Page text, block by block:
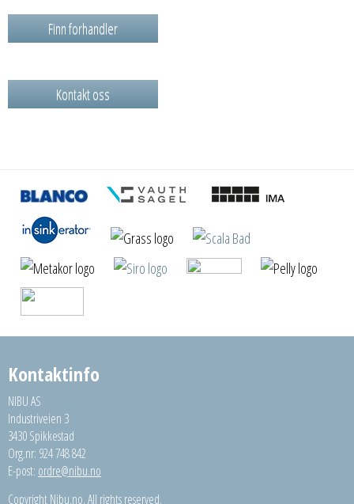
Finn forhandler
Kontakt oss
Kontaktinfo
NIBU AS
Industriveien 3
3430 Spikkestad
Org.nr: 924 748 842
E-post: ordre@nibu.no
Copyright Nibu.no. All rights reserved.